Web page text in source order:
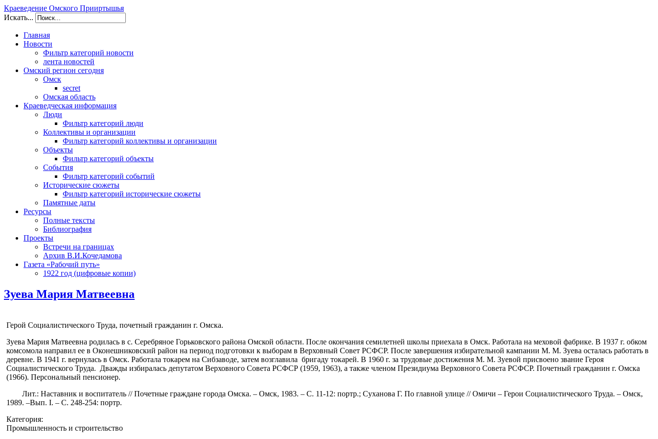
Краеведение Омского Прииртышья
Искать...
Главная
Новости
Фильтр категорий новости
лента новостей
Омский регион сегодня
Омск
secret
Омская область
Краеведческая информация
Люди
Фильтр категорий люди
Коллективы и организации
Фильтр категорий коллективы и организации
Объекты
Фильтр категорий объекты
События
Фильтр категорий событий
Исторические сюжеты
Фильтр категорий исторические сюжеты
Памятные даты
Ресурсы
Полные тексты
Библиография
Проекты
Встречи на границах
Архив В.И.Кочедамова
Газета «Рабочий путь»
1922 год (цифровые копии)
Зуева Мария Матвеевна
Герой Социалистического Труда, почетный гражданин г. Омска.
Зуева Мария Матвеевна родилась в с. Серебряное Горьковского района Омской области. После окончания семилетней школы приехала в Омск. Работала на меховой фабрике. В 1937 г. обком
комсомола направил ее в Оконешниковский район на период подготовки к выборам в Верховный Совет РСФСР. После завершения избирательной кампании М. М. Зуева осталась работать в
деревне. В 1941 г. вернулась в Омск. Работала токарем на Сибзаводе, затем возглавила бригаду токарей. В 1960 г. за трудовые достижения М. М. Зуевой присвоено звание Героя
Социалистического Труда. Дважды избиралась депутатом Верховного Совета РСФСР (1959, 1963), а также членом Президиума Верховного Совета РСФСР. Почетный гражданин г. Омска
(1966). Персональный пенсионер.
Лит.: Наставник и воспитатель // Почетные граждане города Омска. – Омск, 1983. – С. 11-12: портр.; Суханова Г. По главной улице // Омичи – Герои Социалистического Труда. – Омск,
1989. –Вып. I. – С. 248-254: портр.
Категория:
Промышленность и строительство